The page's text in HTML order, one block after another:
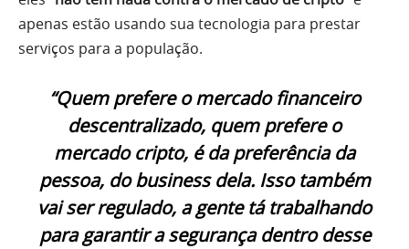
apenas estão usando sua tecnologia para prestar
serviços para a população.
“Quem prefere o mercado financeiro
descentralizado, quem prefere o
mercado cripto, é da preferência da
pessoa, do business dela. Isso também
vai ser regulado, a gente tá trabalhando
para garantir a segurança dentro desse